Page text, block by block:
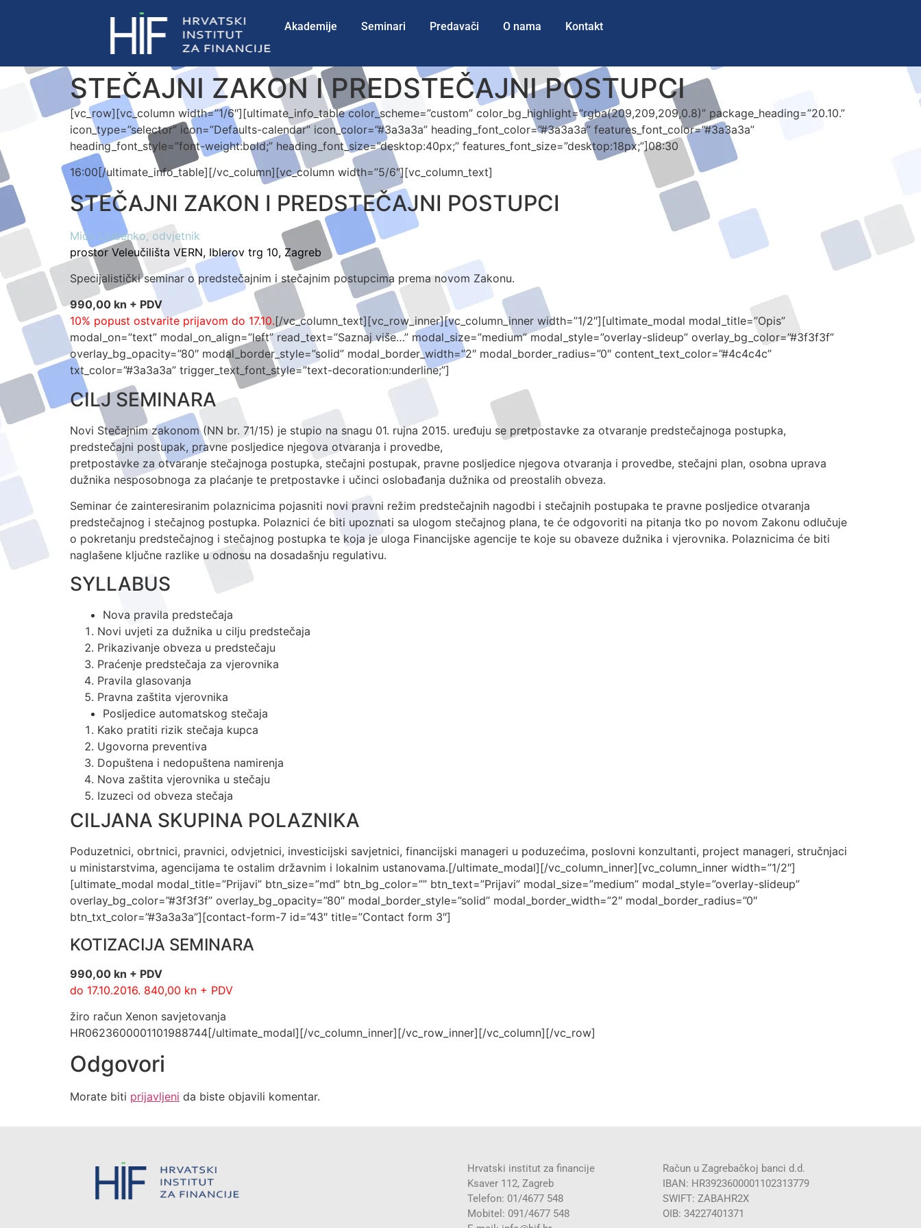
Akademije Seminari Predavači O nama Kontakt
STEČAJNI ZAKON I PREDSTEČAJNI POSTUPCI
[vc_row][vc_column width=”1/6″][ultimate_info_table color_scheme=”custom” color_bg_highlight=”rgba(209,209,209,0.8)” package_heading=”20.10.”
icon_type=”selector” icon=”Defaults-calendar” icon_color=”#3a3a3a” heading_font_color=”#3a3a3a” features_font_color=”#3a3a3a”
heading_font_style=”font-weight:bold;” heading_font_size=”desktop:40px;” features_font_size=”desktop:18px;”]08:30
16:00[/ultimate_info_table][/vc_column][vc_column width=”5/6″][vc_column_text]
STEČAJNI ZAKON I PREDSTEČAJNI POSTUPCI
Mićo Ljubenko, odvjetnik
prostor Veleučilišta VERN, Iblerov trg 10, Zagreb
Specijalistički seminar o predstečajnim i stečajnim postupcima prema novom Zakonu.
990,00 kn + PDV
10% popust ostvarite prijavom do 17.10.[/vc_column_text][vc_row_inner][vc_column_inner width=”1/2″][ultimate_modal modal_title=”Opis”
modal_on=”text” modal_on_align=”left” read_text=”Saznaj više…” modal_size=”medium” modal_style=”overlay-slideup” overlay_bg_color=”#3f3f3f”
overlay_bg_opacity=”80″ modal_border_style=”solid” modal_border_width=”2″ modal_border_radius=”0″ content_text_color=”#4c4c4c”
txt_color=”#3a3a3a” trigger_text_font_style=”text-decoration:underline;”]
CILJ SEMINARA
Novi Stečajnim zakonom (NN br. 71/15) je stupio na snagu 01. rujna 2015. uređuju se pretpostavke za otvaranje predstečajnoga postupka,
predstečajni postupak, pravne posljedice njegova otvaranja i provedbe,
pretpostavke za otvaranje stečajnoga postupka, stečajni postupak, pravne posljedice njegova otvaranja i provedbe, stečajni plan, osobna uprava
dužnika nesposobnoga za plaćanje te pretpostavke i učinci oslobađanja dužnika od preostalih obveza.
Seminar će zainteresiranim polaznicima pojasniti novi pravni režim predstečajnih nagodbi i stečajnih postupaka te pravne posljedice otvaranja
predstečajnog i stečajnog postupka. Polaznici će biti upoznati sa ulogom stečajnog plana, te će odgovoriti na pitanja tko po novom Zakonu odlučuje
o pokretanju predstečajnog i stečajnog postupka te koja je uloga Financijske agencije te koje su obaveze dužnika i vjerovnika. Polaznicima će biti
naglašene ključne razlike u odnosu na dosadašnju regulativu.
SYLLABUS
Nova pravila predstečaja
Novi uvjeti za dužnika u cilju predstečaja
Prikazivanje obveza u predstečaju
Praćenje predstečaja za vjerovnika
Pravila glasovanja
Pravna zaštita vjerovnika
Posljedice automatskog stečaja
Kako pratiti rizik stečaja kupca
Ugovorna preventiva
Dopuštena i nedopuštena namirenja
Nova zaštita vjerovnika u stečaju
Izuzeci od obveza stečaja
CILJANA SKUPINA POLAZNIKA
Poduzetnici, obrtnici, pravnici, odvjetnici, investicijski savjetnici, financijski manageri u poduzećima, poslovni konzultanti, project manageri, stručnjaci
u ministarstvima, agencijama te ostalim državnim i lokalnim ustanovama.[/ultimate_modal][/vc_column_inner][vc_column_inner width=”1/2″]
[ultimate_modal modal_title=”Prijavi” btn_size=”md” btn_bg_color=”” btn_text=”Prijavi” modal_size=”medium” modal_style=”overlay-slideup”
overlay_bg_color=”#3f3f3f” overlay_bg_opacity=”80″ modal_border_style=”solid” modal_border_width=”2″ modal_border_radius=”0″
btn_txt_color=”#3a3a3a”][contact-form-7 id=”43″ title=”Contact form 3″]
KOTIZACIJA SEMINARA
990,00 kn + PDV
do 17.10.2016. 840,00 kn + PDV
žiro račun Xenon savjetovanja
HR0623600001101988744[/ultimate_modal][/vc_column_inner][/vc_row_inner][/vc_column][/vc_row]
Odgovori
Morate biti prijavljeni da biste objavili komentar.
Hrvatski institut za financije
Ksaver 112, Zagreb
Telefon: 01/4677 548
Mobitel: 091/4677 548
Račun u Zagrebačkoj banci d.d.
IBAN: HR3923600001102313779
SWIFT: ZABAHR2X
OIB: 34227401371